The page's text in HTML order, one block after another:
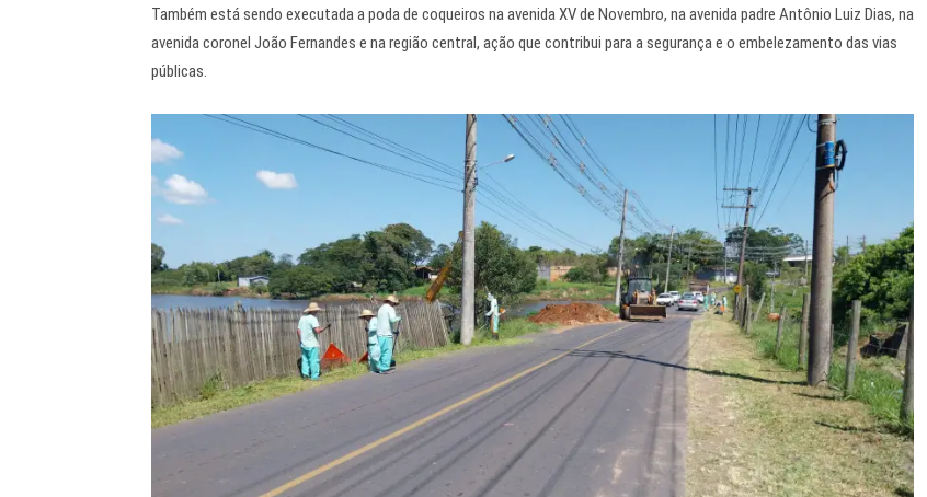
Também está sendo executada a poda de coqueiros na avenida XV de Novembro, na avenida padre Antônio Luiz Dias, na
avenida coronel João Fernandes e na região central, ação que contribui para a segurança e o embelezamento das vias
públicas.